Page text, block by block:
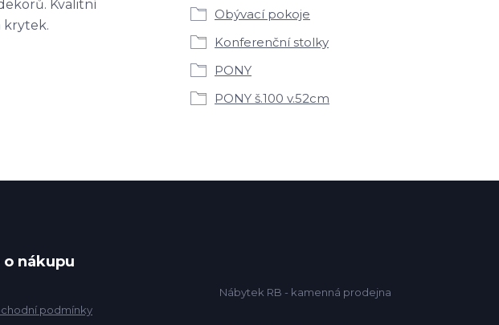
Kvalitní
krytek.
Obývací pokoje
Konferenční stolky
PONY
PONY š.100 v.52cm
o nákupu
podmínky
Nábytek RB - kamenná prodejna